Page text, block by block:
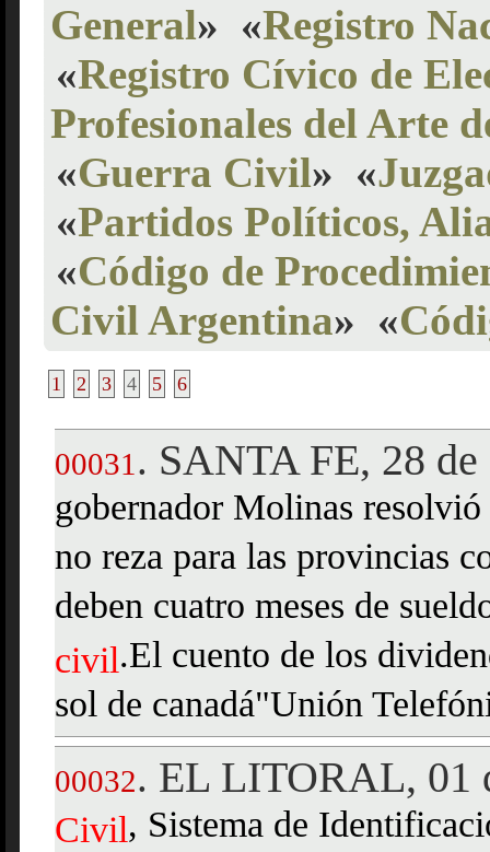
General» «Registro
«Registro Cívico de
Profesionales del Arte
«Guerra Civil» «
«Partidos Políticos,
«Código de
Civil Argentina» «
1 2 3 4 5 6
00031 . SANTA FE, 28
gobernador Molinas
no reza para las provincias
deben cuatro meses de
civil.El cuento de los
sol de canadá"Unión
00032. EL LITORAL, 01
Civil, Sistema de